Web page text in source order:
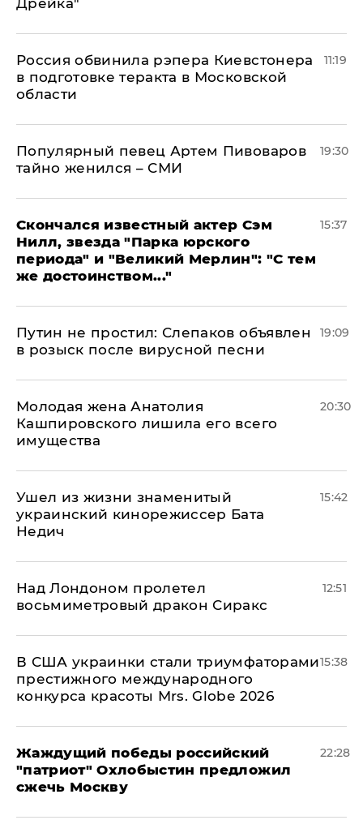
Дрейка"
Россия обвинила рэпера Киевстонера
в подготовке теракта в Московской
области
11:19
Популярный певец Артем Пивоваров
тайно женился – СМИ
19:30
Скончался известный актер Сэм
Нилл, звезда "Парка юрского
периода" и "Великий Мерлин": "С тем
же достоинством..."
15:37
Путин не простил: Слепаков объявлен
в розыск после вирусной песни
19:09
Молодая жена Анатолия
Кашпировского лишила его всего
имущества
20:30
Ушел из жизни знаменитый
украинский кинорежиссер Бата
Недич
15:42
Над Лондоном пролетел
восьмиметровый дракон Сиракс
12:51
В США украинки стали триумфаторами
престижного международного
конкурса красоты Mrs. Globe 2026
15:38
Жаждущий победы российский
"патриот" Охлобыстин предложил
сжечь Москву
22:28